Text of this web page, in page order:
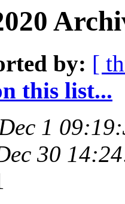
by: [
this list...
1
30